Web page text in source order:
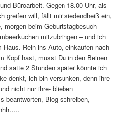
Büroarbeit. Gegen 18.00 Uhr, als
greifen will, fällt mir siedendheiß ein,
morgen beim Geburtstagbesuch
mitzubringen – und ich
Haus. Rein ins Auto, einkaufen nach
Kopf hast, musst Du in den Beinen
satte 2 Stunden später könnte ich
denkt, ich bin versunken, denn ihre
nicht nur ihre- blieben
beantworten, Blog schreiben,